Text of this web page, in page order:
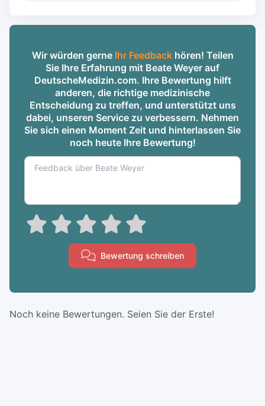
Wir würden gerne Ihr Feedbackhören! Teilen
Sie Ihre Erfahrung mit Beate Weyer auf
DeutscheMedizin.com. Ihre Bewertung hilft
anderen, die richtige medizinische
Entscheidung zu treffen, und unterstützt uns
dabei, unseren Service zu verbessern. Nehmen
Sie sich einen Moment Zeit und hinterlassen Sie
noch heute Ihre Bewertung!
Bewertung schreiben
Noch keine Bewertungen. Seien Sie der Erste!